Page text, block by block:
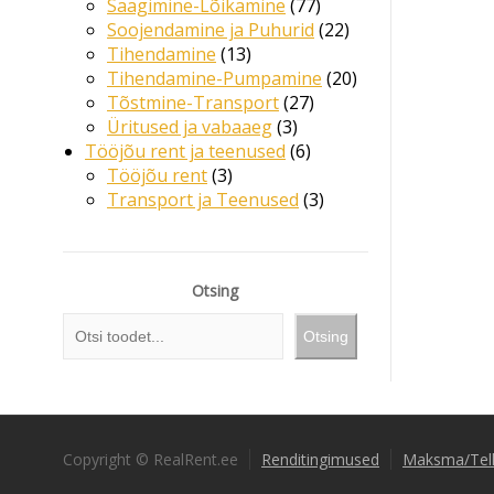
Saagimine-Lõikamine 77
Soojendamine ja Puhurid 22
Tihendamine 13
Tihendamine-Pumpamine 20
Tõstmine-Transport 27
Üritused ja vabaaeg 3
Tööjõu rent ja teenused 6
Tööjõu rent 3
Transport ja Teenused 3
Otsing
Otsing
Copyright © RealRent.ee Renditingimused Maksma/